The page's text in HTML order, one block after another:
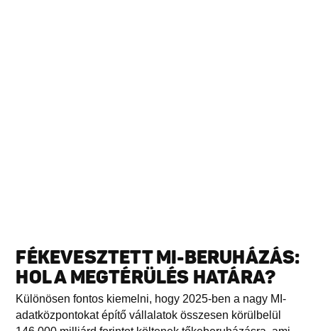
FÉKEVESZTETT MI-BERUHÁZÁS:
HOL A MEGTÉRÜLÉS HATÁRA?
Különösen fontos kiemelni, hogy 2025-ben a nagy MI-
adatközpontokat építő vállalatok összesen körülbelül